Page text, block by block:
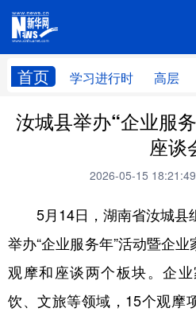
首页 学习进行时 高层
网站
学习进行时 高层
科技 科创
文化 书画
汝城县举办“企业服
座谈
2026-05-15 18:21:49
5月14日，湖南省汝城县
举办“企业服务年”活动暨企
观摩和座谈两个板块。企
饮、文旅等领域，15个观摩